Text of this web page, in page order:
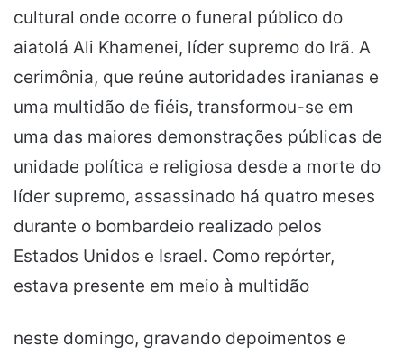
cultural onde ocorre o funeral público do
aiatolá Ali Khamenei, líder supremo do Irã. A
cerimônia, que reúne autoridades iranianas e
uma multidão de fiéis, transformou-se em
uma das maiores demonstrações públicas de
unidade política e religiosa desde a morte do
líder supremo, assassinado há quatro meses
durante o bombardeio realizado pelos
Estados Unidos e Israel. Como repórter,
estava presente em meio à multidão
neste domingo, gravando depoimentos e